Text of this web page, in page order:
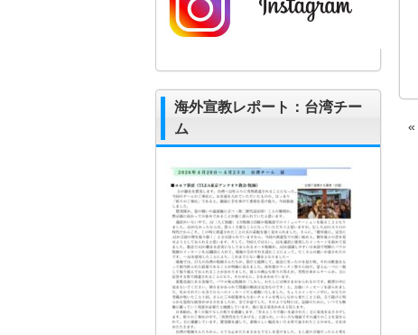
«
海外宣教レポート：台湾チー
ム